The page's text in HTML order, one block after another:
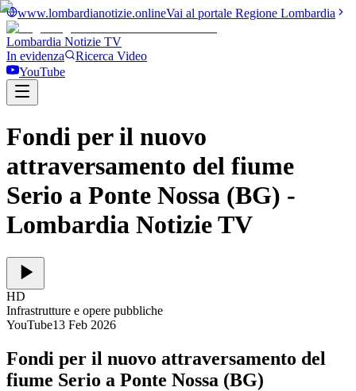
www.lombardianotizie.onlineVai al portale Regione Lombardia
Lombardia Notizie TV
In evidenza
Ricerca Video
YouTube
Fondi per il nuovo
attraversamento del fiume
Serio a Ponte Nossa (BG) -
Lombardia Notizie TV
HD
Infrastrutture e opere pubbliche
YouTube13 Feb 2026
Fondi per il nuovo attraversamento del
fiume Serio a Ponte Nossa (BG)